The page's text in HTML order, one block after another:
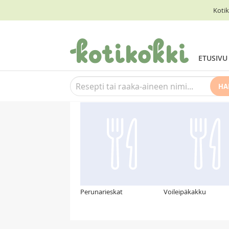
ETUSIVU
Suosittelemme myös
Perunarieskat Voileipäkakku